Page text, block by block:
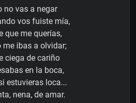
no vas a negar
vos fuiste mía,
que me querías,
me ibas a olvidar;
ciega de cariño
en la boca,
estuvieras loca...
nena, de amar.